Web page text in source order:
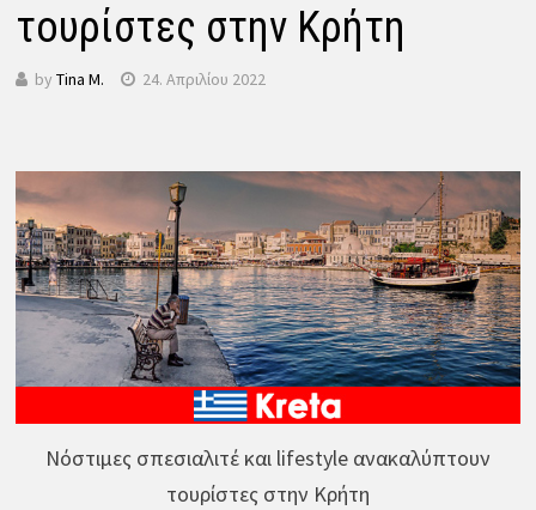
τουρίστες στην Κρήτη
by Tina M. 24. Απριλίου 2022
Νόστιμες σπεσιαλιτέ και lifestyle ανακαλύπτουν
τουρίστες στην Κρήτη